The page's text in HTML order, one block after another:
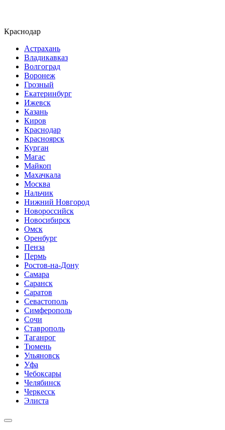
Краснодар
Астрахань
Владикавказ
Волгоград
Воронеж
Грозный
Екатеринбург
Ижевск
Казань
Киров
Краснодар
Красноярск
Курган
Магас
Майкоп
Махачкала
Москва
Нальчик
Нижний Новгород
Новороссийск
Новосибирск
Омск
Оренбург
Пенза
Пермь
Ростов-на-Дону
Самара
Саранск
Саратов
Севастополь
Симферополь
Сочи
Ставрополь
Таганрог
Тюмень
Ульяновск
Уфа
Чебоксары
Челябинск
Черкесск
Элиста